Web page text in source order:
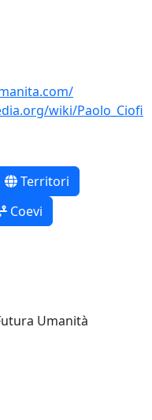
wiki/Paolo_Ciofi
Territori
Coevi
Umanità